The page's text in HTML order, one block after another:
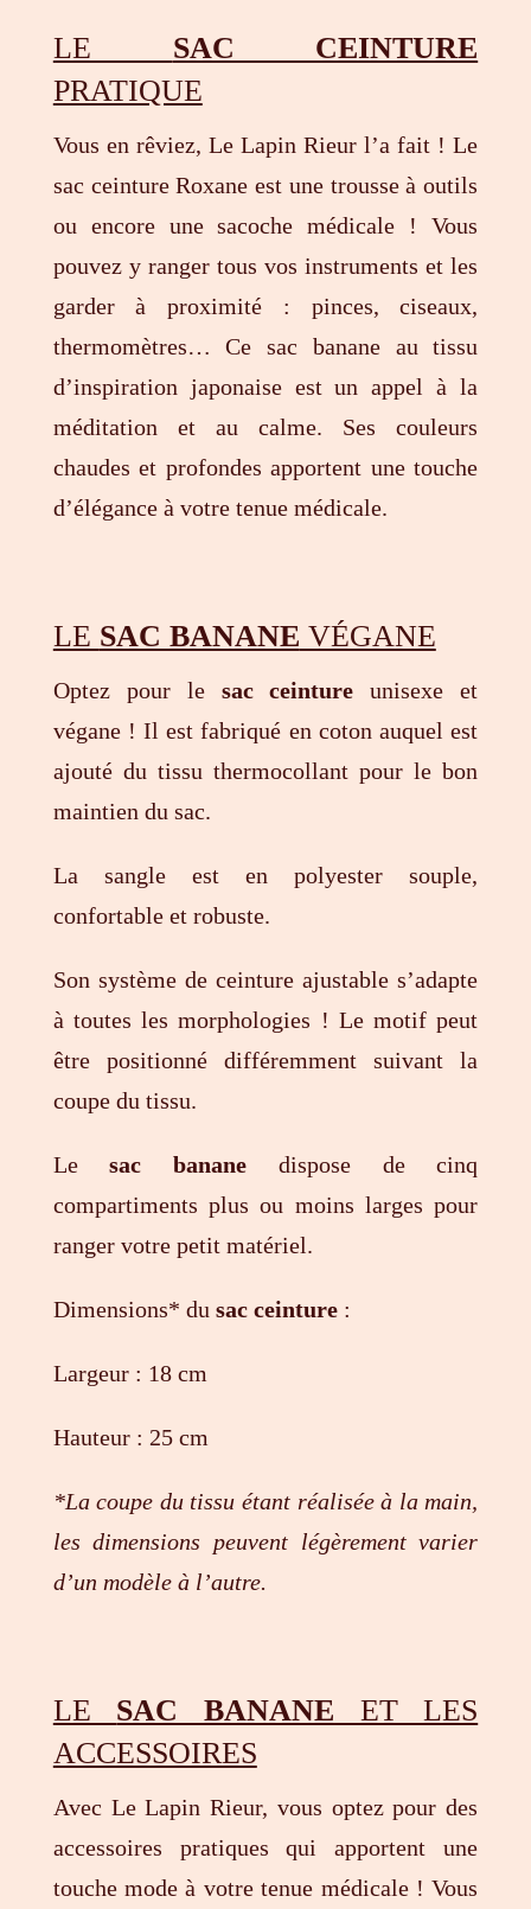
LE SAC CEINTURE
PRATIQUE
Vous en rêviez, Le Lapin Rieur l’a fait ! Le
sac ceinture Roxane est une trousse à outils
ou encore une sacoche médicale ! Vous
pouvez y ranger tous vos instruments et les
garder à proximité : pinces, ciseaux,
thermomètres… Ce sac banane au tissu
d’inspiration japonaise est un appel à la
méditation et au calme. Ses couleurs
chaudes et profondes apportent une touche
d’élégance à votre tenue médicale.
LE SAC BANANE VÉGANE
Optez pour le sac ceinture unisexe et
végane ! Il est fabriqué en coton auquel est
ajouté du tissu thermocollant pour le bon
maintien du sac.
La sangle est en polyester souple,
confortable et robuste.
Son système de ceinture ajustable s’adapte
à toutes les morphologies ! Le motif peut
être positionné différemment suivant la
coupe du tissu.
Lesac banane dispose de cinq
compartiments plus ou moins larges pour
ranger votre petit matériel.
Dimensions* du sac ceinture :
Largeur : 18 cm
Hauteur : 25 cm
*La coupe du tissu étant réalisée à la main,
les dimensions peuvent légèrement varier
d’un modèle à l’autre.
LE SAC BANANE ET LES
ACCESSOIRES
Avec Le Lapin Rieur, vous optez pour des
accessoires pratiques qui apportent une
touche mode à votre tenue médicale ! Vous